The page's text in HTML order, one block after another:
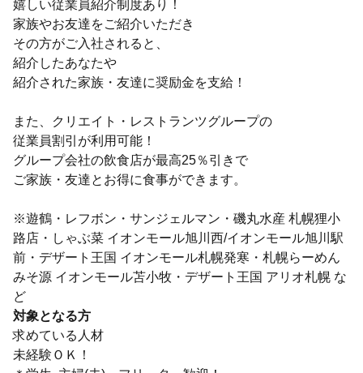
嬉しい従業員紹介制度あり！
家族やお友達をご紹介いただき
その方がご入社されると、
紹介したあなたや
紹介された家族・友達に奨励金を支給！
また、クリエイト・レストランツグループの
従業員割引が利用可能！
グループ会社の飲食店が最高25％引きで
ご家族・友達とお得に食事ができます。
※遊鶴・レフボン・サンジェルマン・磯丸水産 札幌狸小
路店・しゃぶ菜 イオンモール旭川西/イオンモール旭川駅
前・デザート王国 イオンモール札幌発寒・札幌らーめん
みそ源 イオンモール苫小牧・デザート王国 アリオ札幌 な
ど
対象となる方
求めている人材
未経験ＯＫ！